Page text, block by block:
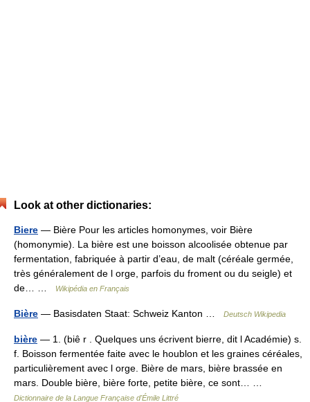
Look at other dictionaries:
Biere — Bière Pour les articles homonymes, voir Bière
(homonymie). La bière est une boisson alcoolisée obtenue par
fermentation, fabriquée à partir d’eau, de malt (céréale germée,
très généralement de l orge, parfois du froment ou du seigle) et
de… …
Wikipédia en Français
Bière — Basisdaten Staat: Schweiz Kanton … Deutsch Wikipedia
bière — 1. (biê r . Quelques uns écrivent bierre, dit l Académie) s.
f. Boisson fermentée faite avec le houblon et les graines céréales,
particulièrement avec l orge. Bière de mars, bière brassée en
mars. Double bière, bière forte, petite bière, ce sont… …
Dictionnaire de la Langue Française d'Émile Littré